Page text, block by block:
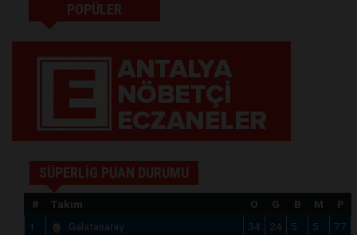
POPÜLER
SÜPERLİG PUAN DURUMU
# Takım O G B M
P
1
Galatasaray 34 24 5 5
77